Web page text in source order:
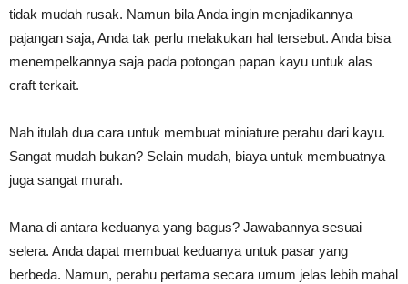
tidak mudah rusak. Namun bila Anda ingin menjadikannya
pajangan saja, Anda tak perlu melakukan hal tersebut. Anda bisa
menempelkannya saja pada potongan papan kayu untuk alas
craft terkait.
Nah itulah dua cara untuk membuat miniature perahu dari kayu.
Sangat mudah bukan? Selain mudah, biaya untuk membuatnya
juga sangat murah.
Mana di antara keduanya yang bagus? Jawabannya sesuai
selera. Anda dapat membuat keduanya untuk pasar yang
berbeda. Namun, perahu pertama secara umum jelas lebih mahal